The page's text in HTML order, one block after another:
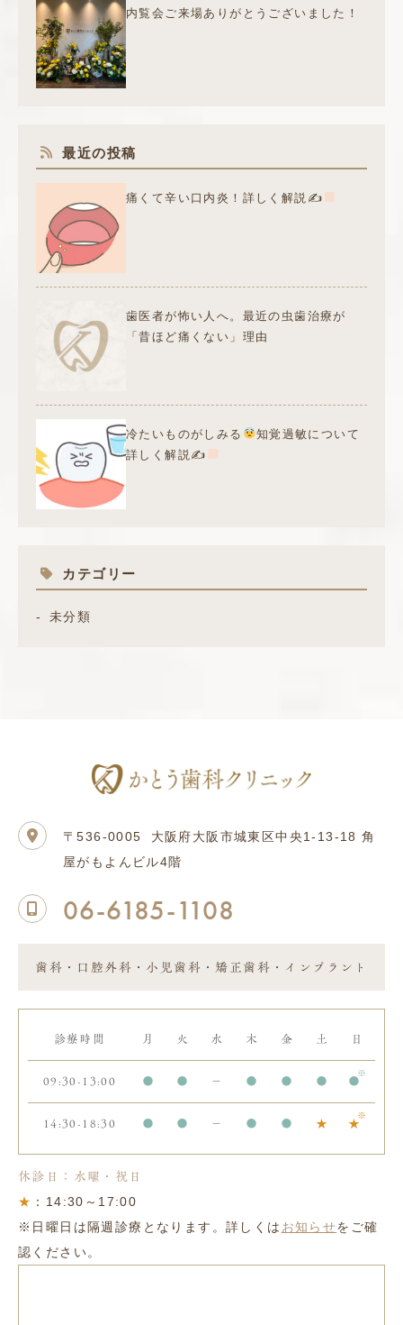
内覧会ご来場ありがとうございました！
最近の投稿
痛くて辛い口内炎！詳しく解説✍
歯医者が怖い人へ。最近の虫歯治療が
「昔ほど痛くない」理由
冷たいものがしみる
知覚過敏について
詳しく解説✍
カテゴリー
未分類
〒536-0005
大阪府大阪市城東区中央1-13-18 角
屋がもよんビル4階
06-6185-1108
歯科・口腔外科・小児歯科・矯正歯科・インプラント
診療時間 月 火 水 木 金 土 日
09:30-13:00 ● ● － ● ● ● ●
14:30-18:30 ● ● － ● ● ★ ★
休診日：水曜・祝日
★ ：14:30～17:00
※日曜日は隔週診療となります。詳しくは お知らせをご確
認ください。